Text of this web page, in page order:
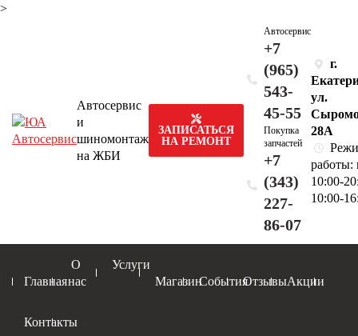
>
Автосервис
и
шиномонтаж
на ЖБИ
ЗАПИСАТЬСЯ
НА РЕМОНТ
Автосервис
+7
(965)
543-
45-55
Покупка
запчастей
+7
(343)
227-
86-07
г.
ул.
28А
работы:
10:00-
10:00-
Главная
О
нас
Услуги
МагазинСобытияОтзывыАкции
Контакты